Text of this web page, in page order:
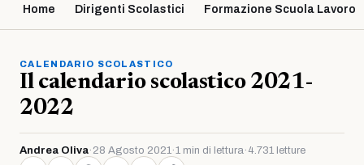
Home Dirigenti Scolastici Formazione Scuola Lavoro
CALENDARIO SCOLASTICO
Il calendario scolastico 2021-
2022
Andrea Oliva· 28 Agosto 2021·1 min di lettura· 4.731 letture